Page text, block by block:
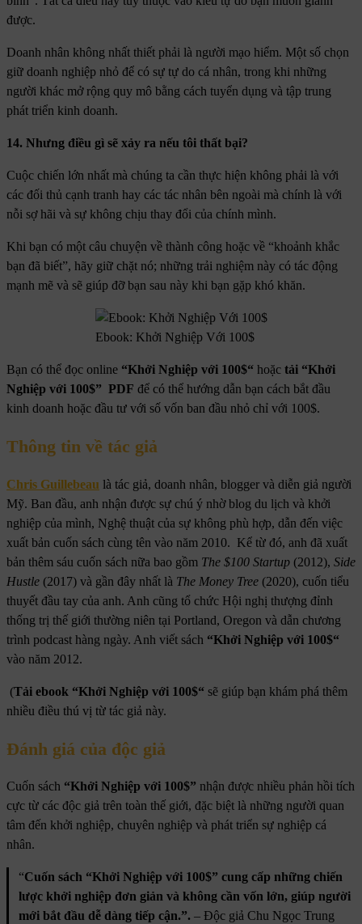
được.
Doanh nhân không nhất thiết phải là người mạo hiểm. Một số chọn
giữ doanh nghiệp nhỏ để có sự tự do cá nhân, trong khi những
người khác mở rộng quy mô bằng cách tuyển dụng và tập trung
phát triển kinh doanh.
14. Nhưng điều gì sẽ xảy ra nếu tôi thất bại?
Cuộc chiến lớn nhất mà chúng ta cần thực hiện không phải là với
các đối thủ cạnh tranh hay các tác nhân bên ngoài mà chính là với
nỗi sợ hãi và sự không chịu thay đổi của chính mình.
Khi bạn có một câu chuyện về thành công hoặc về “khoảnh khắc
bạn đã biết”, hãy giữ chặt nó; những trải nghiệm này có tác động
mạnh mẽ và sẽ giúp đỡ bạn sau này khi bạn gặp khó khăn.
Ebook: Khởi Nghiệp Với 100$
Bạn có thể đọc online “Khởi Nghiệp với 100$“ hoặc tải “Khởi
Nghiệp với 100$” PDF để có thể hướng dẫn bạn cách bắt đầu
kinh doanh hoặc đầu tư với số vốn ban đầu nhỏ chỉ với 100$.
Thông tin về tác giả
Chris Guillebeau là tác giả, doanh nhân, blogger và diễn giả người
Mỹ. Ban đầu, anh nhận được sự chú ý nhờ blog du lịch và khởi
nghiệp của mình, Nghệ thuật của sự không phù hợp, dẫn đến việc
xuất bản cuốn sách cùng tên vào năm 2010. Kể từ đó, anh đã xuất
bản thêm sáu cuốn sách nữa bao gồm The $100 Startup (2012), Side
Hustle (2017) và gần đây nhất là The Money Tree (2020), cuốn tiểu
thuyết đầu tay của anh. Anh cũng tổ chức Hội nghị thượng đỉnh
thống trị thế giới thường niên tại Portland, Oregon và dẫn chương
trình podcast hàng ngày. Anh viết sách “Khởi Nghiệp với 100$“
vào năm 2012.
(Tải ebook “Khởi Nghiệp với 100$“ sẽ giúp bạn khám phá thêm
nhiều điều thú vị từ tác giả này.
Đánh giá của độc giả
Cuốn sách “Khởi Nghiệp với 100$” nhận được nhiều phản hồi tích
cực từ các độc giả trên toàn thế giới, đặc biệt là những người quan
tâm đến khởi nghiệp, chuyên nghiệp và phát triển sự nghiệp cá
nhân.
“Cuốn sách “Khởi Nghiệp với 100$” cung cấp những chiến
lược khởi nghiệp đơn giản và không cần vốn lớn, giúp người
mới bắt đầu dễ dàng tiếp cận.”. – Độc giả Chu Ngọc Trung